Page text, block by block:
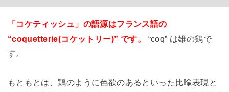
「コケティッシュ」の語源はフランス語の
“coquetterie(コケットリー)” です。
“coq” は雄の鶏で
す。
もともとは、鶏のように色欲のあるといった比喩表現と